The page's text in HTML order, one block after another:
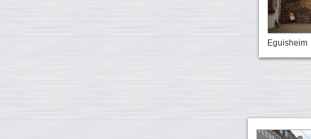
Eguisheim